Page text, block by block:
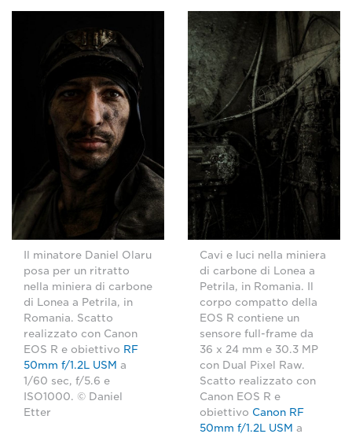
Il minatore Daniel Olaru
posa per un ritratto
nella miniera di carbone
di Lonea a Petrila, in
Romania. Scatto
realizzato con Canon
EOS R e obiettivo RF
50mm f/1.2L USM a
1/60 sec, f/5.6 e
ISO1000. © Daniel
Etter
Cavi e luci nella miniera
di carbone di Lonea a
Petrila, in Romania. Il
corpo compatto della
EOS R contiene un
sensore full-frame da
36 x 24 mm e 30.3 MP
con Dual Pixel Raw.
Scatto realizzato con
Canon EOS R e
obiettivo Canon RF
50mm f/1.2L USM a